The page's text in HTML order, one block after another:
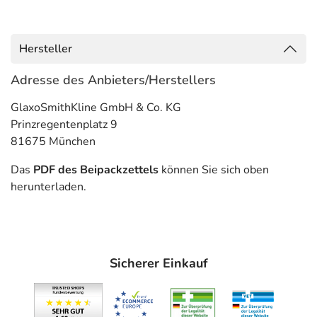
Optimal wirkt der Stoff erst, wenn er regelmäßig
angewendet wird.
Anwendungsgebiete
- Asthma bronchiale
- Chronisch obstruktive Lungenerkrankung (COPD), wie:
- Chronische Bronchitis
Gegenanzeigen
Unter Umständen - sprechen Sie hierzu mit Ihrem Arzt
oder Apotheker:
Hersteller
Adresse des Anbieters/Herstellers
GlaxoSmithKline GmbH & Co. KG
Prinzregentenplatz 9
81675 München
Das PDF des Beipackzettels können Sie sich oben
herunterladen.
Sicherer Einkauf